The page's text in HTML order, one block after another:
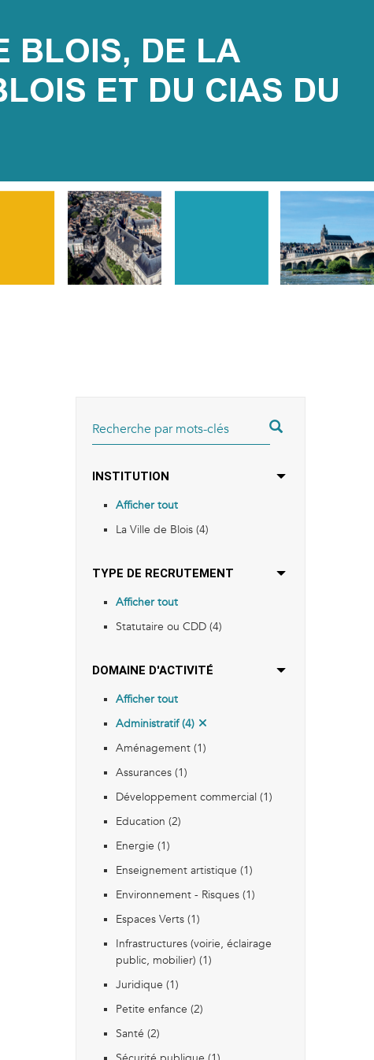
BLOIS, DE LA
ET DU CIAS DU
RECHERCHER
INSTITUTION
Afficher tout
La Ville de Blois (4)
TYPE DE RECRUTEMENT
Afficher tout
Statutaire ou CDD (4)
DOMAINE D'ACTIVITÉ
Afficher tout
Administratif (4)
Aménagement (1)
Assurances (1)
Développement commercial (1)
Education (2)
Energie (1)
Enseignement artistique (1)
Environnement - Risques (1)
Espaces Verts (1)
Infrastructures (voirie, éclairage
public, mobilier) (1)
Juridique (1)
Petite enfance (2)
Santé (2)